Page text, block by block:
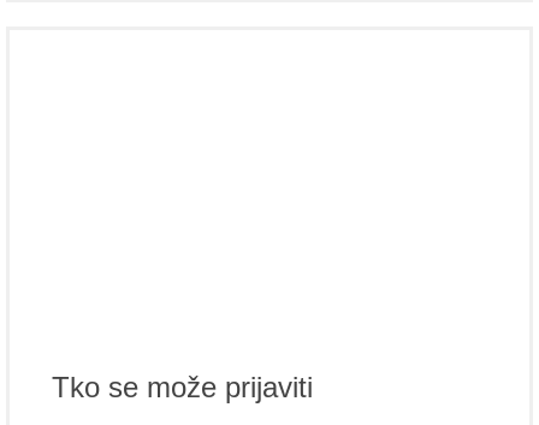
Tko se može prijaviti